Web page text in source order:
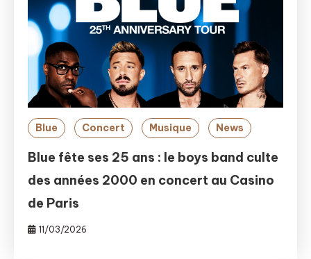
Blue Concert Musique News
Blue fête ses 25 ans : le boys band culte
des années 2000 en concert au Casino
de Paris
11/03/2026